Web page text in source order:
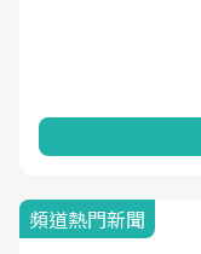
頻道熱門新聞